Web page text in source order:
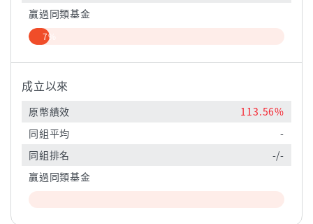
贏過同類基金
7%
成立以來
原幣績效
113.56%
同組平均
-
同組排名
-/-
贏過同類基金